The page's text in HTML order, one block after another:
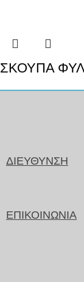
ΣΚΟΥΠΑ
ΔΙΕΥΘΥΝΣΗ
ΕΠΙΚΟΙΝΩΝΙΑ